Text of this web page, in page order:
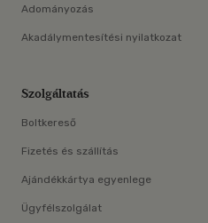
Adományozás
Akadálymentesítési nyilatkozat
Szolgáltatás
Boltkereső
Fizetés és szállítás
Ajándékkártya egyenlege
Ügyfélszolgálat